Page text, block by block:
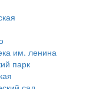
им. ленина
парк